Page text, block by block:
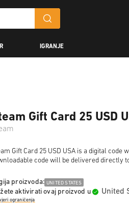
IGRANJE
Gift Card 25 USD
Gift Card 25 USD USA is a digital code
code will be delivered directly
proizvoda: UNITED STATES
aktivirati ovaj proizvod u United
ograničenja